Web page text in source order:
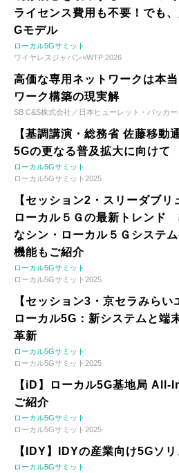
ライセンス費用も不要！でも
Gモデル
ローカル5Gサミット
ワイヤレスジャパン×WTP 2026
高価な専用ネットワークは本
ワーク構築の現実解
SB C&S株式会社／日本ヒューレット・パッカ
【基調講演・総務省 佐藤移動
5Gの更なる普及拡大に向けて
ローカル5Gサミット
ローカル5Gサミット2025
【セッション2・スリーダブリ
ローカル５Ｇの最新トレンド
なシン・ローカル５Ｇシステ
機能もご紹介
ローカル5Gサミット
ローカル5Gサミット2025
【セッション3・京セラみら
ローカル5G：新システムと端
革新
ローカル5Gサミット
ローカル5Gサミット2025
【iD】ローカル5G基地局 All-
ご紹介
ローカル5Gサミット
ローカル5Gサミット2025
【IDY】IDYの産業向け5Gソ
ローカル5Gサミット